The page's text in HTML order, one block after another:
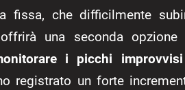
fissa, che difficilmente
una seconda
i picchi
registrato un forte